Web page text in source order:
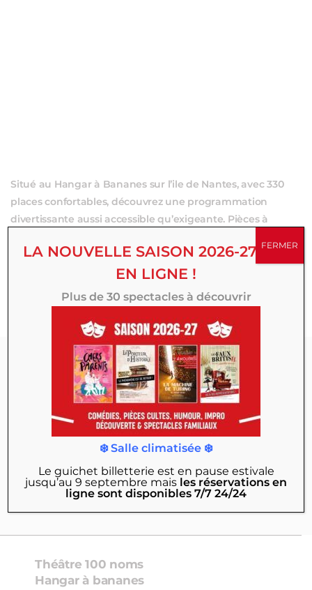
Situé au Hangar à Bananes sur l’ile de Nantes, avec 330
places confortables, découvrez une programmation
divertissante aussi accessible qu’exigeante. Pièces à
familiaux, d’humour ou d’improvisation, multipliez vos
émotions toute la saison au Théâtre 100 Noms.
Abonnez-vous à
notre Newsletter :
Actualités, exclusivités, mises en vente des
nouveaux spectacles, offres & bons plans…
JE M'INSCRIS
Théâtre 100 noms
Hangar à bananes
LA NOUVELLE SAISON 2026-27 EST
EN LIGNE !
Plus de 30 spectacles à découvrir
❄️ Salle climatisée ❄️
Le guichet billetterie est en pause estivale
jusqu’au 9 septembre mais les réservations en
ligne sont disponibles 7/7 24/24
FERMER